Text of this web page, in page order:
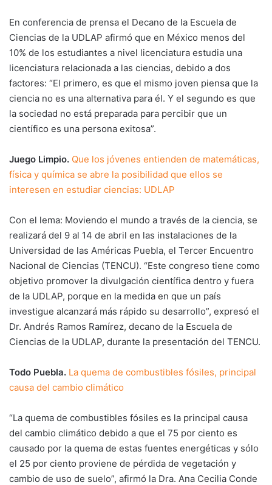
En conferencia de prensa el Decano de la Escuela de
Ciencias de la UDLAP afirmó que en México menos del
10% de los estudiantes a nivel licenciatura estudia una
licenciatura relacionada a las ciencias, debido a dos
factores: “El primero, es que el mismo joven piensa que la
ciencia no es una alternativa para él. Y el segundo es que
la sociedad no está preparada para percibir que un
científico es una persona exitosa”.
Juego Limpio. Que los jóvenes entienden de matemáticas,
física y química se abre la posibilidad que ellos se
interesen en estudiar ciencias: UDLAP
Con el lema: Moviendo el mundo a través de la ciencia, se
realizará del 9 al 14 de abril en las instalaciones de la
Universidad de las Américas Puebla, el Tercer Encuentro
Nacional de Ciencias (TENCU). “Este congreso tiene como
objetivo promover la divulgación científica dentro y fuera
de la UDLAP, porque en la medida en que un país
investigue alcanzará más rápido su desarrollo”, expresó el
Dr. Andrés Ramos Ramírez, decano de la Escuela de
Ciencias de la UDLAP, durante la presentación del TENCU.
Todo Puebla. La quema de combustibles fósiles, principal
causa del cambio climático
“La quema de combustibles fósiles es la principal causa
del cambio climático debido a que el 75 por ciento es
causado por la quema de estas fuentes energéticas y sólo
el 25 por ciento proviene de pérdida de vegetación y
cambio de uso de suelo”, afirmó la Dra. Ana Cecilia Conde